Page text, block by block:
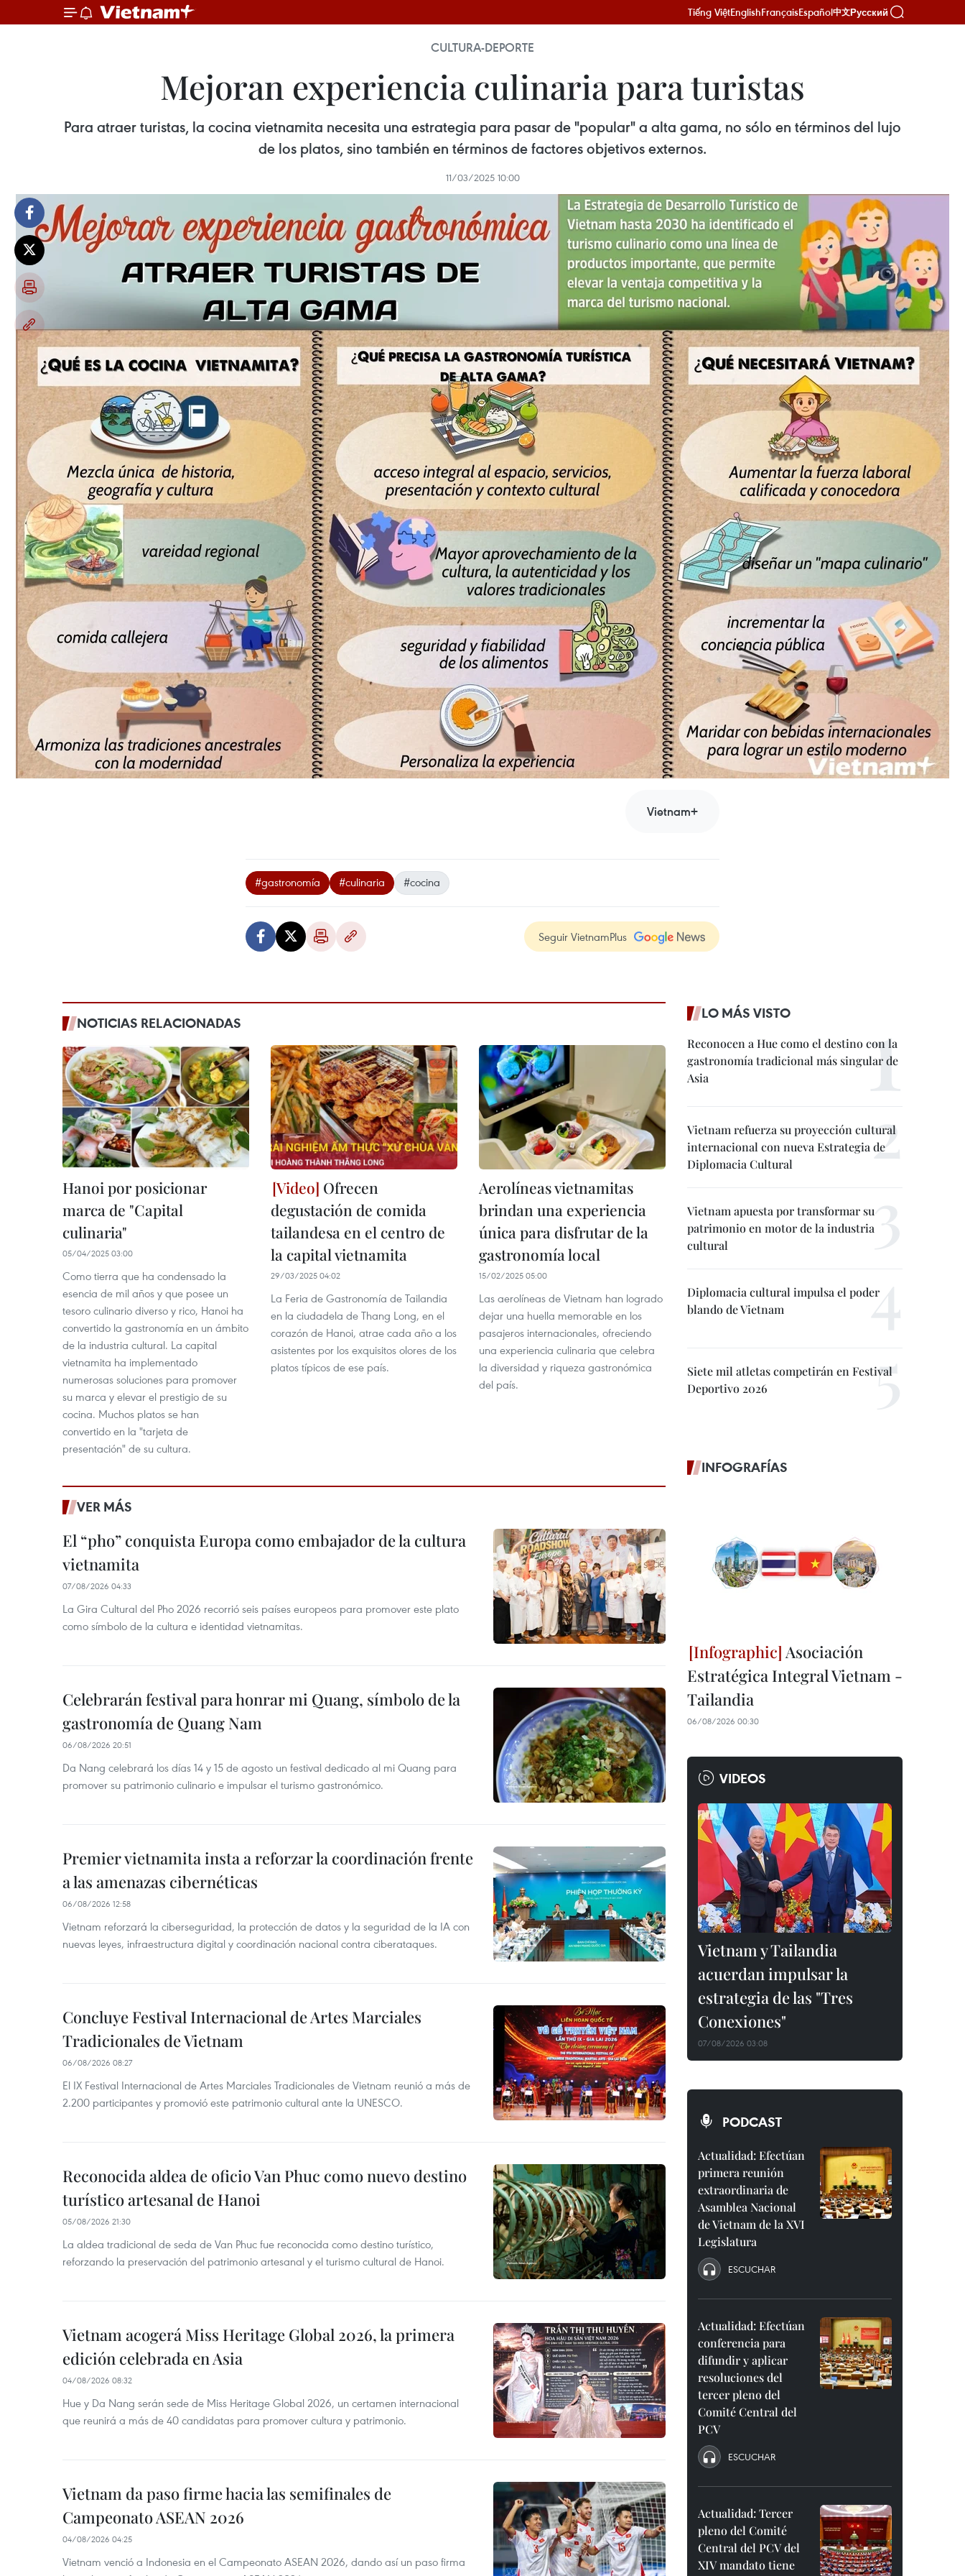
Tiếng ViệtEnglishFrançaisEspañol中文Русский
CULTURA-DEPORTE
Mejoran experiencia culinaria para turistas
Para atraer turistas, la cocina vietnamita necesita una estrategia para pasar de "popular" a alta gama, no sólo en términos del lujo
de los platos, sino también en términos de factores objetivos externos.
11/03/2025 10:00
Vietnam+
#gastronomía #culinaria #cocina
Seguir VietnamPlus
NOTICIAS RELACIONADAS
Hanoi por posicionar
marca de "Capital
culinaria"
05/04/2025 03:00
Como tierra que ha condensado la
esencia de mil años y que posee un
tesoro culinario diverso y rico, Hanoi ha
convertido la gastronomía en un ámbito
de la industria cultural. La capital
vietnamita ha implementado
numerosas soluciones para promover
su marca y elevar el prestigio de su
cocina. Muchos platos se han
convertido en la "tarjeta de
presentación" de su cultura.
Ofrecen
degustación de comida
tailandesa en el centro de
la capital vietnamita
29/03/2025 04:02
La Feria de Gastronomía de Tailandia
en la ciudadela de Thang Long, en el
corazón de Hanoi, atrae cada año a los
asistentes por los exquisitos olores de los
platos típicos de ese país.
Aerolíneas vietnamitas
brindan una experiencia
única para disfrutar de la
gastronomía local
15/02/2025 05:00
Las aerolíneas de Vietnam han logrado
dejar una huella memorable en los
pasajeros internacionales, ofreciendo
una experiencia culinaria que celebra
la diversidad y riqueza gastronómica
del país.
VER MÁS
El “pho” conquista Europa como embajador de la cultura
vietnamita
07/08/2026 04:33
La Gira Cultural del Pho 2026 recorrió seis países europeos para promover este plato
como símbolo de la cultura e identidad vietnamitas.
Celebrarán festival para honrar mi Quang, símbolo de la
gastronomía de Quang Nam
06/08/2026 20:51
Da Nang celebrará los días 14 y 15 de agosto un festival dedicado al mi Quang para
promover su patrimonio culinario e impulsar el turismo gastronómico.
Premier vietnamita insta a reforzar la coordinación frente
a las amenazas cibernéticas
06/08/2026 12:58
Vietnam reforzará la ciberseguridad, la protección de datos y la seguridad de la IA con
nuevas leyes, infraestructura digital y coordinación nacional contra ciberataques.
Concluye Festival Internacional de Artes Marciales
Tradicionales de Vietnam
06/08/2026 08:27
El IX Festival Internacional de Artes Marciales Tradicionales de Vietnam reunió a más de
2.200 participantes y promovió este patrimonio cultural ante la UNESCO.
Reconocida aldea de oficio Van Phuc como nuevo destino
turístico artesanal de Hanoi
05/08/2026 21:30
La aldea tradicional de seda de Van Phuc fue reconocida como destino turístico,
reforzando la preservación del patrimonio artesanal y el turismo cultural de Hanoi.
Vietnam acogerá Miss Heritage Global 2026, la primera
edición celebrada en Asia
04/08/2026 08:32
Hue y Da Nang serán sede de Miss Heritage Global 2026, un certamen internacional
que reunirá a más de 40 candidatas para promover cultura y patrimonio.
Vietnam da paso firme hacia las semifinales de
Campeonato ASEAN 2026
04/08/2026 04:25
Vietnam venció a Indonesia en el Campeonato ASEAN 2026, dando así un paso firma
LO MÁS VISTO
Reconocen a Hue como el destino con la
gastronomía tradicional más singular de
Asia
Vietnam refuerza su proyección cultural
internacional con nueva Estrategia de
Diplomacia Cultural
Vietnam apuesta por transformar su
patrimonio en motor de la industria
cultural
Diplomacia cultural impulsa el poder
blando de Vietnam
Siete mil atletas competirán en Festival
Deportivo 2026
INFOGRAFÍAS
Asociación
Estratégica Integral Vietnam -
Tailandia
06/08/2026 00:30
VIDEOS
Vietnam y Tailandia
acuerdan impulsar la
estrategia de las "Tres
Conexiones"
07/08/2026 03:08
PODCAST
Actualidad: Efectúan
primera reunión
extraordinaria de
Asamblea Nacional
de Vietnam de la XVI
Legislatura
ESCUCHAR
Actualidad: Efectúan
conferencia para
difundir y aplicar
resoluciones del
tercer pleno del
Comité Central del
PCV
ESCUCHAR
Actualidad: Tercer
pleno del Comité
Central del PCV del
XIV mandato tiene